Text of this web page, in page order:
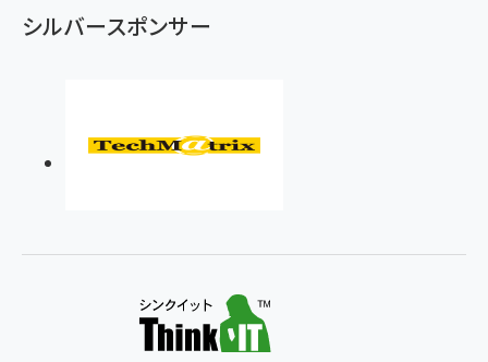
シルバースポンサー